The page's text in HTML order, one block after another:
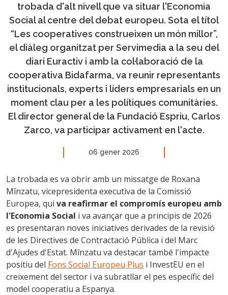
trobada d'alt nivell que va situar l'Economia
Social al centre del debat europeu. Sota el títol
“Les cooperatives construeixen un món millor”,
el diàleg organitzat per Servimedia a la seu del
diari Euractiv i amb la col·laboració de la
cooperativa Bidafarma, va reunir representants
institucionals, experts i líders empresarials en un
moment clau per a les polítiques comunitàries.
El director general de la Fundació Espriu, Carlos
Zarco, va participar activament en l'acte.
06 gener 2026
La trobada es va obrir amb un missatge de Roxana
Mînzatu, vicepresidenta executiva de la Comissió
Europea, qui va reafirmar el compromís europeu amb
l'Economia Social i va avançar que a principis de 2026
es presentaran noves iniciatives derivades de la revisió
de les Directives de Contractació Pública i del Marc
d'Ajudes d'Estat. Mînzatu va destacar també l'impacte
positiu del Fons Social Europeu Plus i InvestEU en el
creixement del sector i va subratllar el pes específic del
model cooperatiu a Espanya.